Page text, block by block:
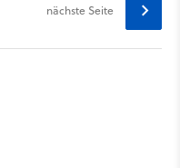
nächste Seite